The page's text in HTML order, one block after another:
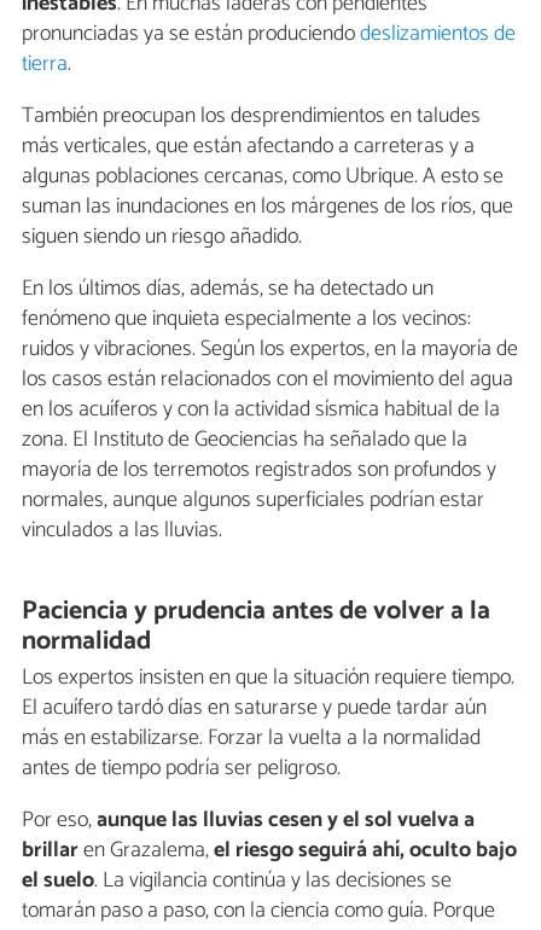
pronunciadas ya se están produciendodeslizamientos de
tierra.
También preocupan los desprendimientos en taludes
más verticales, que están afectando a carreteras y a
algunas poblaciones cercanas, como Ubrique. A esto se
suman las inundaciones en los márgenes de los ríos, que
siguen siendo un riesgo añadido.
En los últimos días, además, se ha detectado un
fenómeno que inquieta especialmente a los vecinos:
ruidos y vibraciones. Según los expertos, en la mayoría de
los casos están relacionados con el movimiento del agua
en los acuíferos y con la actividad sísmica habitual de la
zona. El Instituto de Geociencias ha señalado que la
mayoría de los terremotos registrados son profundos y
normales, aunque algunos superficiales podrían estar
vinculados a las lluvias.
Paciencia y prudencia antes de volver a la
normalidad
Los expertos insisten en que la situación requiere tiempo.
El acuífero tardó días en saturarse y puede tardar aún
más en estabilizarse. Forzar la vuelta a la normalidad
antes de tiempo podría ser peligroso.
Por eso,aunque las lluvias cesen y el sol vuelva a
brillaren Grazalema,el riesgo seguirá ahí, oculto bajo
el suelo. La vigilancia continúa y las decisiones se
tomarán paso a paso, con la ciencia como guía. Porque